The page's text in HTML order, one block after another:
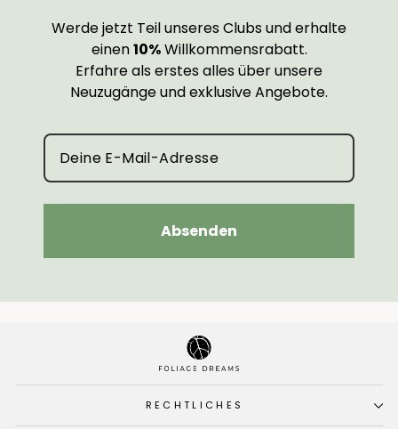
Werde jetzt Teil unseres Clubs und erhalte
einen10%Willkommensrabatt.
Erfahre als erstes alles über unsere
Neuzugänge und exklusive Angebote.
Absenden
RECHTLICHES